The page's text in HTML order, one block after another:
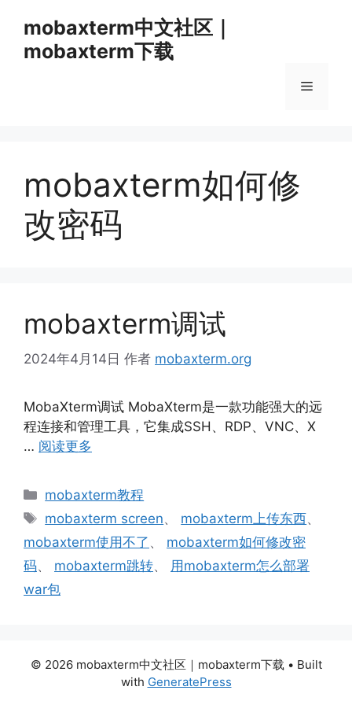
mobaxterm中文社区｜
mobaxterm下载
菜
mobaxterm如何修
改密码
mobaxterm调试
2024年4月14日 作者 mobaxterm.org
MobaXterm调试 MobaXterm是一款功能强大的远
程连接和管理工具，它集成SSH、RDP、VNC、X
… 阅读更多
分
mobaxterm教程
标
签
mobaxterm screen、 mobaxterm上传东西、
mobaxterm使用不了 、 mobaxterm如何修改密
码、 mobaxterm跳转、 用mobaxterm怎么部署
war包
© 2026 mobaxterm中文社区｜mobaxterm下载 • Built
with GeneratePress